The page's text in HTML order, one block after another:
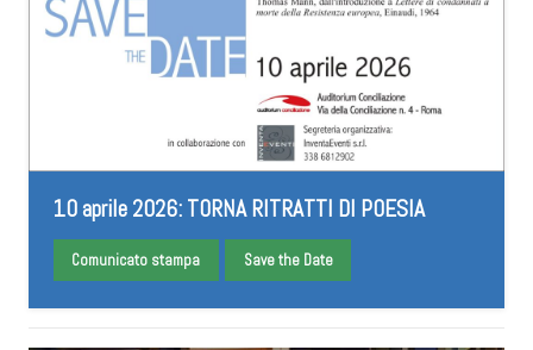
10 aprile 2026: TORNA RITRATTI DI POESIA
Comunicato stampa Save the Date